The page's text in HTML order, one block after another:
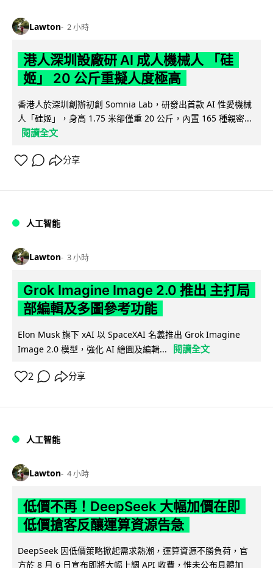
Lawton 2 小時
港人深圳設廠研 AI 成人機械人 「硅
姬」 20 公斤重擬人度極高
香港人於深圳創辦初創 Somnia Lab，研發出首款 AI 性愛機械
人「硅姬」，身高 1.75 米卻僅重 20 公斤，內置 165 種親密...
閱讀全文
分享
人工智能
Lawton 3 小時
Grok Imagine Image 2.0 推出 主打局
部編輯及多圖參考功能
Elon Musk 旗下 xAI 以 SpaceXAI 名義推出 Grok Imagine
Image 2.0 模型，強化 AI 繪圖及編輯...
閱讀全文
2 分享
人工智能
Lawton 4 小時
低價不再！DeepSeek 大幅加價在即
低價搶客反釀運算資源告急
DeepSeek 因低價策略掀起需求熱潮，運算資源不勝負荷，官
方於 8 月 6 日宣布即將大幅上調 API 收費，惟未公布具體加